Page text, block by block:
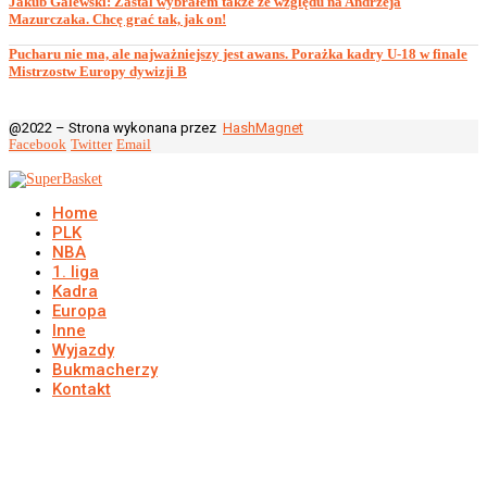
Mazurczaka. Chcę grać tak, jak on!
Pucharu nie ma, ale najważniejszy jest awans. Porażka kadry U-18 w finale
Mistrzostw Europy dywizji B
@2022 – Strona wykonana przez HashMagnet
Facebook Twitter Email
Home
PLK
NBA
1. liga
Kadra
Europa
Inne
Wyjazdy
Bukmacherzy
Kontakt